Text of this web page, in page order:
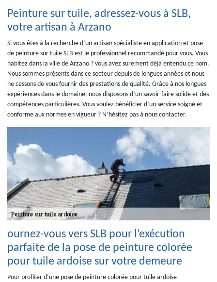
Peinture sur tuile, adressez-vous à SLB,
votre artisan à Arzano
Si vous êtes à la recherche d’un artisan spécialiste en application et pose
de peinture sur tuile SLB est le professionnel recommandé pour vous. Vous
habitez dans la ville de Arzano ? vous avez surement déjà entendu ce nom.
Nous sommes présents dans ce secteur depuis de longues années et nous
ne cessons de vous fournir des prestations de qualité. Grâce à nos longues
expériences dans le domaine, nous disposons d’un savoir-faire solide et des
compétences particulières. Vous voulez bénéficier d’un service soigné et
conforme aux normes en vigueur ? N’hésitez pas à nous contacter.
ournez-vous vers SLB pour l’exécution
parfaite de la pose de peinture colorée
pour tuile ardoise sur votre demeure
Pour profiter d’une pose de peinture colorée pour tuile ardoise